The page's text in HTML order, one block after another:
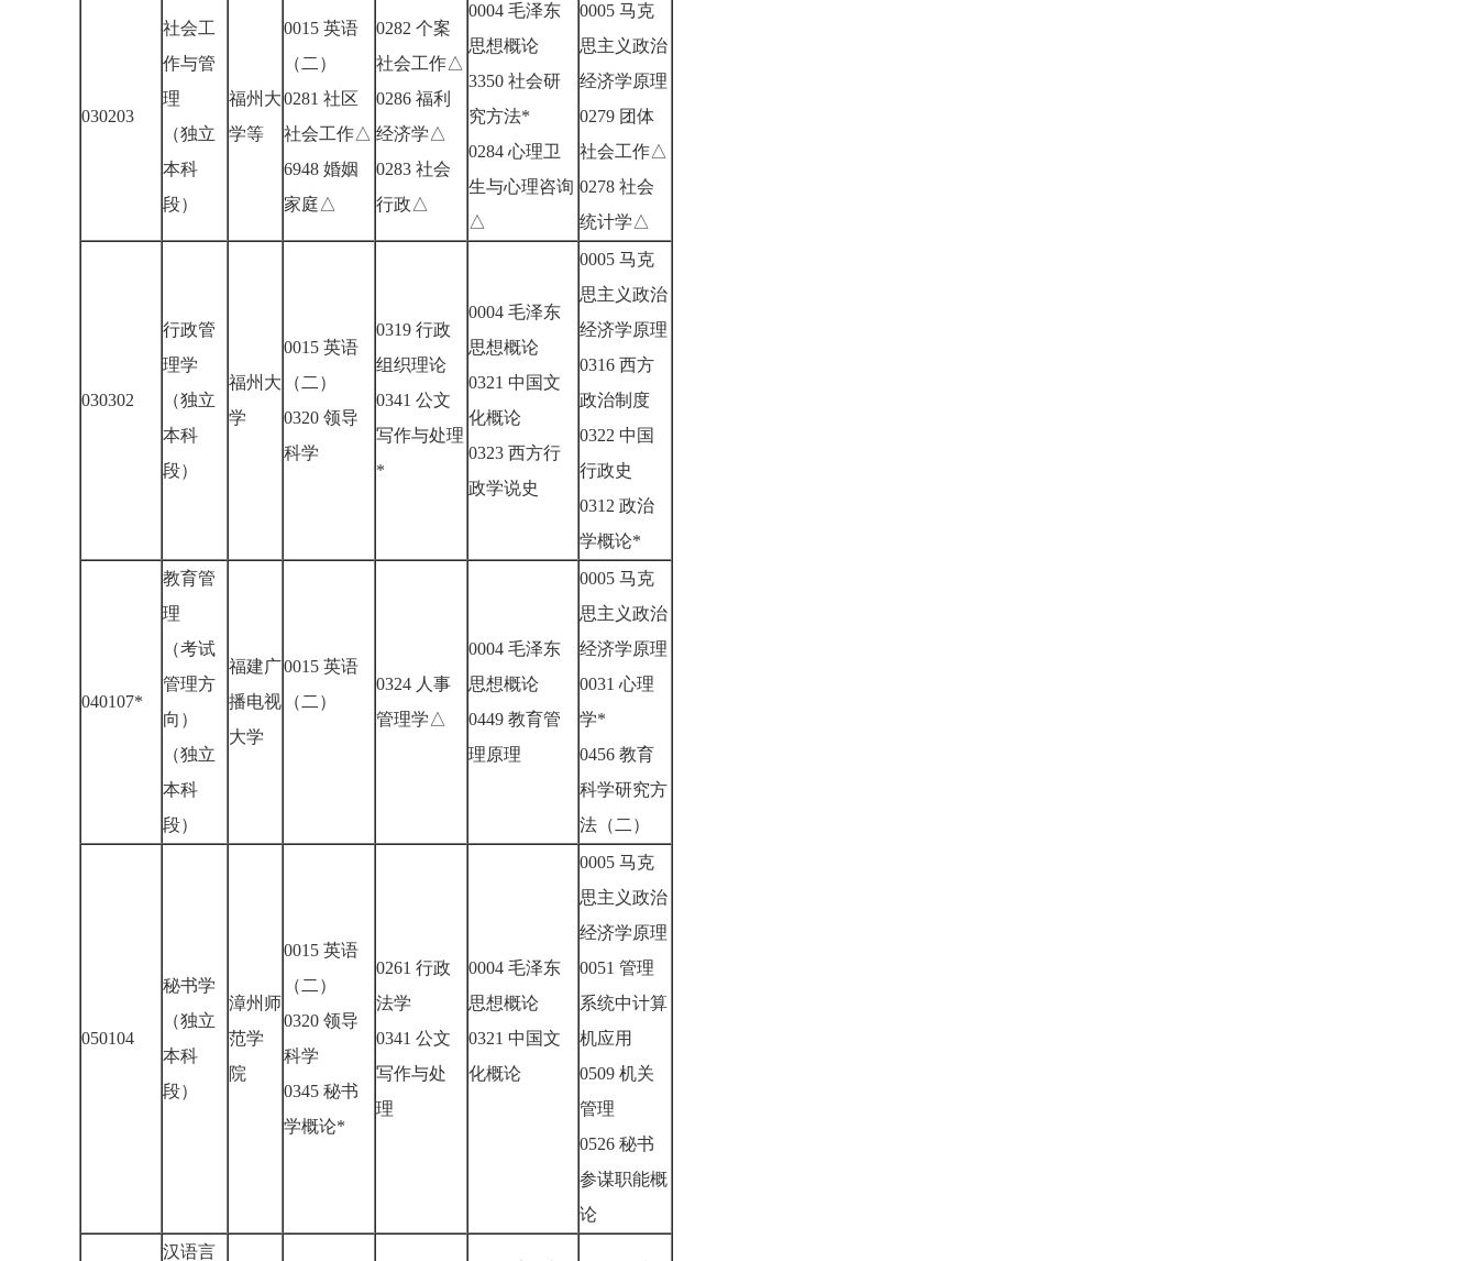
030203
社会工
作与管
理
（独立
本科
段）
福州大
学等
0015 英语
（二）
0281 社区
社会工作△
6948 婚姻
家庭△
0282 个案
社会工作△
0286 福利
经济学△
0283 社会
行政△
0004 毛泽东
思想概论
3350 社会研
究方法*
0284 心理卫
生与心理咨询
△
0005 马克
思主义政治
经济学原理
0279 团体
社会工作△
0278 社会
统计学△
030302
行政管
理学
（独立
本科
段）
福州大
学
0015 英语
（二）
0320 领导
科学
0319 行政
组织理论
0341 公文
写作与处理
*
0004 毛泽东
思想概论
0321 中国文
化概论
0323 西方行
政学说史
0005 马克
思主义政治
经济学原理
0316 西方
政治制度
0322 中国
行政史
0312 政治
学概论*
040107*
教育管
理
（考试
管理方
向）
（独立
本科
段）
福建广
播电视
大学
0015 英语
（二）
0324 人事
管理学△
0004 毛泽东
思想概论
0449 教育管
理原理
0005 马克
思主义政治
经济学原理
0031 心理
学*
0456 教育
科学研究方
法（二）
050104
秘书学
（独立
本科
段）
漳州师
范学
院
0015 英语
（二）
0320 领导
科学
0345 秘书
学概论*
0261 行政
法学
0341 公文
写作与处
理
0004 毛泽东
思想概论
0321 中国文
化概论
0005 马克
思主义政治
经济学原理
0051 管理
系统中计算
机应用
0509 机关
管理
0526 秘书
参谋职能概
论
汉语言